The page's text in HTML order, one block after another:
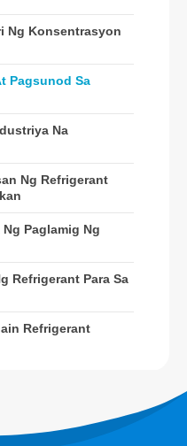
Ng Konsentrasyon
Pagsunod Sa
Na
Ng Refrigerant
Paglamig Ng
Refrigerant Para Sa
Refrigerant